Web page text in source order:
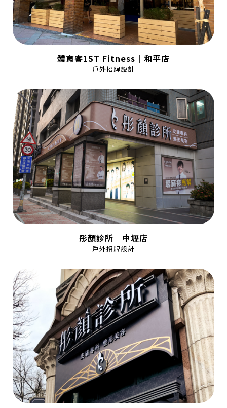
體育客1ST Fitness｜和平店
戶外招牌設計
彤顏診所｜中壢店
戶外招牌設計